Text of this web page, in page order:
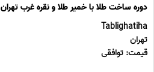
دوره ساخت طلا با خمیر طلا و نقره غرب تهران
Tablighatiha
تهران
قیمت: توافقی